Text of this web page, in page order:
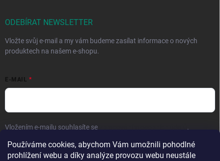
Používáme cookies, abychom Vám umožnili pohodlné
prohlížení webu a díky analýze provozu webu neustále
ODEBÍRAT NEWSLETTER
Vložte svůj e-mail a my vám budeme zasílat informace o nových
produktech na našem e-shopu.
E-MAIL
Vložením e-mailu souhlasíte se .
Přihlásit se